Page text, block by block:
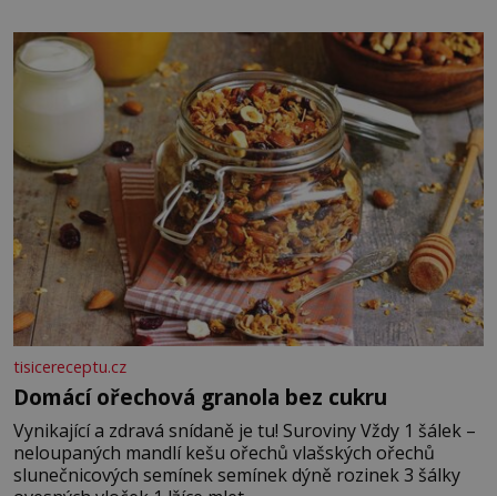
posypání Postup: Oddělte žloutky od bílků. Žloutky
vyšlehejte s cukrem do světlé pěny a postupně do nich
vmíchejte mascarpone, aby vznikl hladký
tisicereceptu.cz
Domácí ořechová granola bez cukru
Vynikající a zdravá snídaně je tu! Suroviny Vždy 1 šálek –
neloupaných mandlí kešu ořechů vlašských ořechů
slunečnicových semínek semínek dýně rozinek 3 šálky